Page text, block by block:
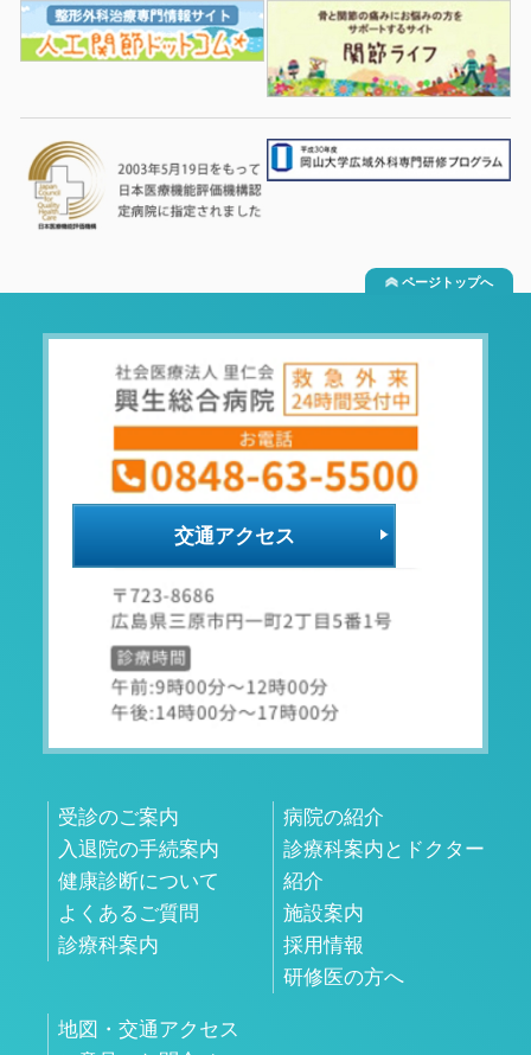
ページトップへ
交通アクセス
受診のご案内
入退院の手続案内
健康診断について
よくあるご質問
診療科案内
病院の紹介
診療科案内とドクター
紹介
施設案内
採用情報
研修医の方へ
地図・交通アクセス